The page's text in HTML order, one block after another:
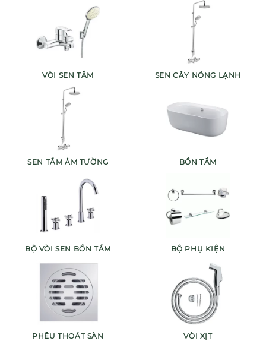
VÒI SEN TẮM SEN CÂY NÓNG LẠNH
SEN TẮM ÂM TƯỜNG BỒN TẮM
BỘ VÒI SEN BỒN TẮM BỘ PHỤ KIỆN
PHỄU THOÁT SÀN VÒI XỊT